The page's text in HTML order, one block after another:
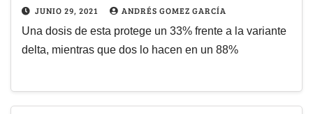
JUNIO 29, 2021 ANDRÉS GOMEZ GARCÍA
Una dosis de esta protege un 33% frente a la variante
delta, mientras que dos lo hacen en un 88%